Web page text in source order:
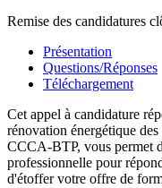
Remise des candidatures
Présentation
Questions/Réponses
Téléchargement
Cet appel à candidature
rénovation énergétique
CCCA-BTP, vous permet
professionnelle pour
d'étoffer votre offre de